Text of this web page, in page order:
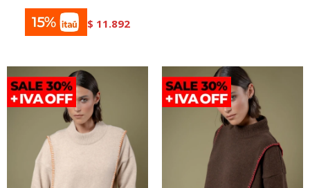
$ 11.892